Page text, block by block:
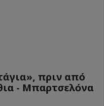
πριν από
- Μπαρτσελόνα